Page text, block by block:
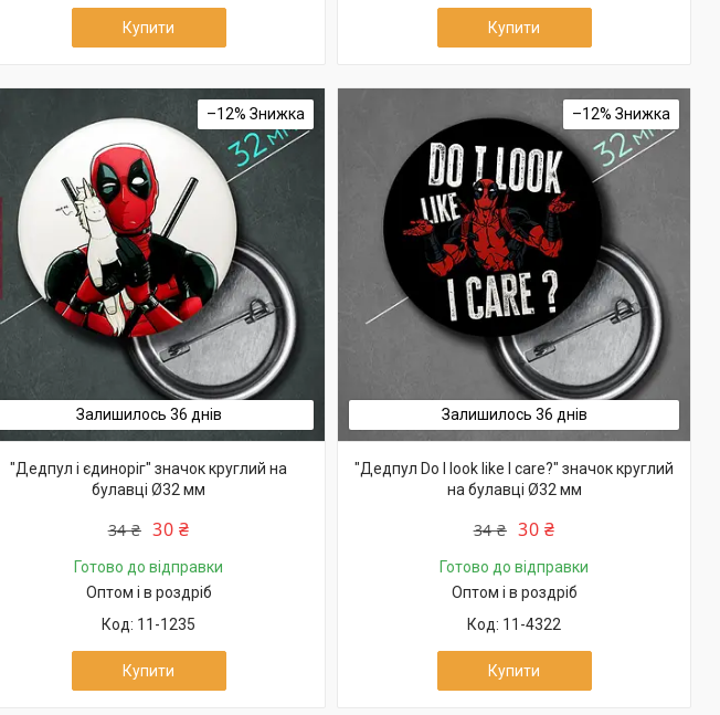
Купити Купити
–12%
Залишилось 36 днів
"Дедпул і єдиноріг" значок круглий на
булавці Ø32 мм
34 ₴ 30 ₴
Готово до відправки
Оптом і в роздріб
11-1235
Купити
–12%
Залишилось 36 днів
"Дедпул Do I look like I care?" значок круглий
на булавці Ø32 мм
34 ₴ 30 ₴
Готово до відправки
Оптом і в роздріб
11-4322
Купити